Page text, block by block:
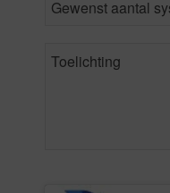
of